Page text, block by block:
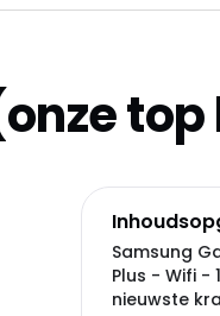
Samsung
Plus - Wifi -
nieuwste